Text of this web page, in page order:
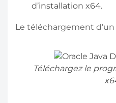
d’installation x64.
Le téléchargement
Téléchargez le